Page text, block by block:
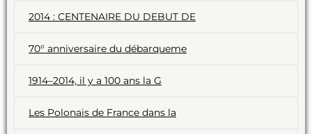
2014 : CENTENAIRE DU DEBUT DE
70° anniversaire du débarqueme
1914–2014, il y a 100 ans la G
Les Polonais de France dans la